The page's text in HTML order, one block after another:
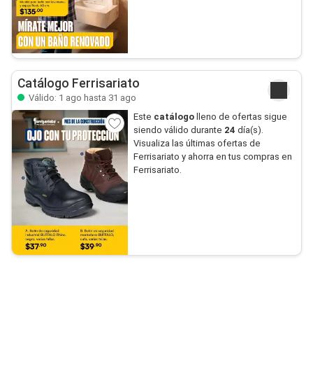
Catálogo Ferrisariato
Válido: 1 ago hasta 31 ago
Este catálogo lleno de ofertas sigue
siendo válido durante 24 día(s).
Visualiza las últimas ofertas de
Ferrisariato y ahorra en tus compras en
Ferrisariato.